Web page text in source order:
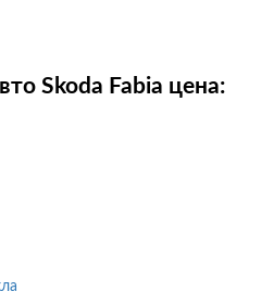
Skoda Fabia цена: